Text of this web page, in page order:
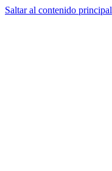
Saltar al contenido principal